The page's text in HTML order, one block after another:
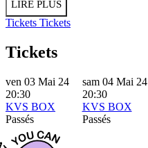
LIRE PLUS
Tickets Tickets
Tickets
ven 03 Mai 24
20:30
KVS BOX
Passés
sam 04 Mai 24
20:30
KVS BOX
Passés